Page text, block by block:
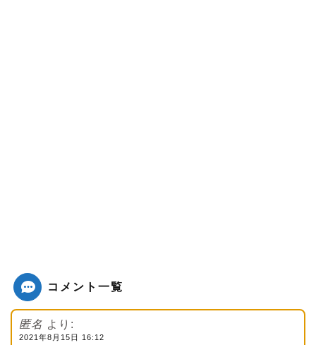
コメント一覧
匿名 より:
2021年8月15日 16:12